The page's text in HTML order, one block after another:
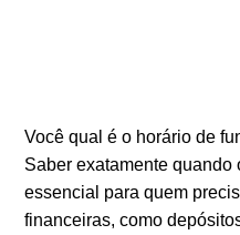
Você qual é o horário de
Saber exatamente quando
essencial para quem
financeiras, como